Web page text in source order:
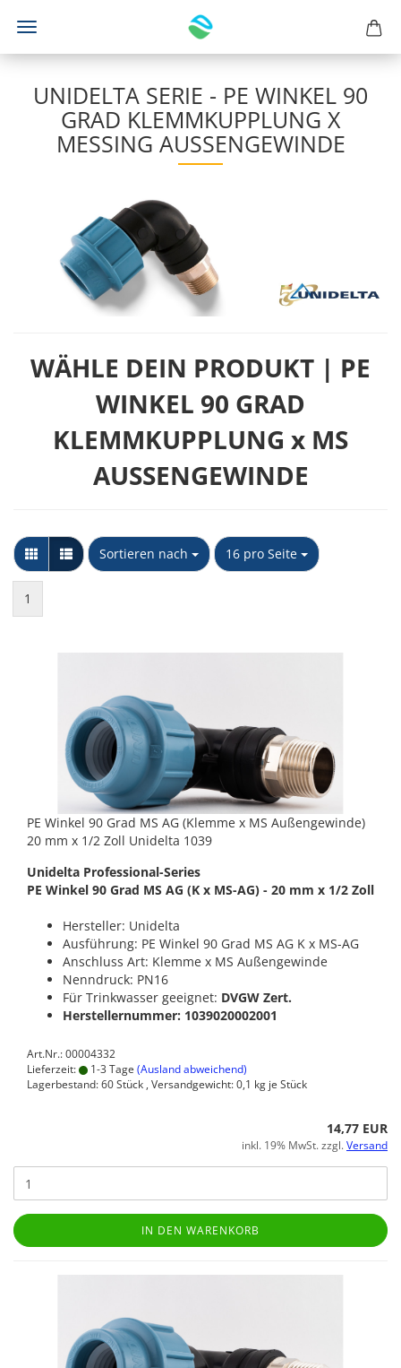
UNIDELTA SERIE - PE WINKEL 90
GRAD KLEMMKUPPLUNG X
MESSING AUSSENGEWINDE
WÄHLE DEIN PRODUKT | PE
WINKEL 90 GRAD
KLEMMKUPPLUNG x MS
AUSSENGEWINDE
Sortieren nach
Sortieren nach 16 pro Seite
pro Seite
1
PE Winkel 90 Grad MS AG (Klemme x MS Außengewinde)
20 mm x 1/2 Zoll Unidelta 1039
Unidelta Professional-Series
PE Winkel 90 Grad MS AG (K x MS-AG) - 20 mm x 1/2 Zoll
Hersteller: Unidelta
Ausführung: PE Winkel 90 Grad MS AG K x MS-AG
Anschluss Art: Klemme x MS Außengewinde
Nenndruck: PN16
Für Trinkwasser geeignet: DVGW Zert.
Herstellernummer: 1039020002001
Art.Nr.: 00004332
Lieferzeit:
1-3 Tage (Ausland abweichend)
Lagerbestand: 60 Stück , Versandgewicht:0,1 kg je Stück
14,77 EUR
inkl. 19% MwSt. zzgl.Versand
IN DEN WARENKORB